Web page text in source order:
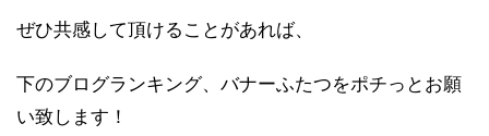
ぜひ共感して頂けることがあれば、
下のブログランキング、バナーふたつをポチっとお願
い致します！